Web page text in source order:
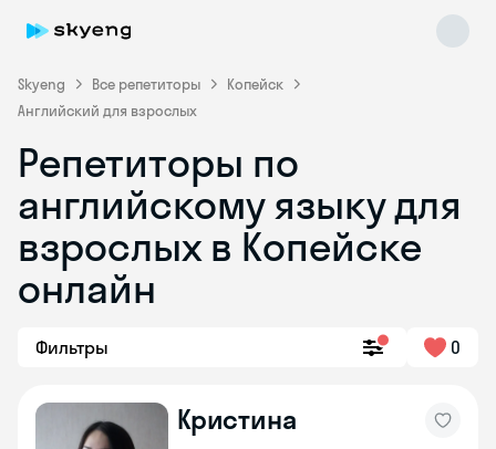
Skyeng Все репетиторы
Копейск
Английский для взрослых
Репетиторы по
английскому языку для
взрослых в Копейске
онлайн
Фильтры 0
Кристина
Skyeng Chat